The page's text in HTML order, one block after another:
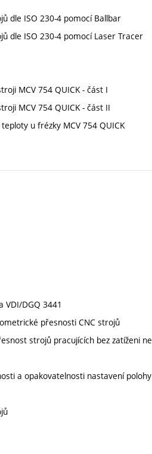
dle ISO 230-4 pomocí Ballbar
dle ISO 230-4 pomocí Laser Tracer
MCV 754 QUICK - část I
MCV 754 QUICK - část II
u frézky MCV 754 QUICK
VDI/DGQ 3441
přesnosti CNC strojů
strojů pracujících bez zatíženi
a opakovatelnosti nastavení